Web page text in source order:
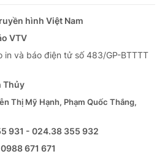
hình Việt Nam
VTV
in và báo điện tử số 483/GP-BTTTT
Thủy
Thị Mỹ Hạnh, Phạm Quốc Thắng,
931 - 024.38 355 932
0988 671 671